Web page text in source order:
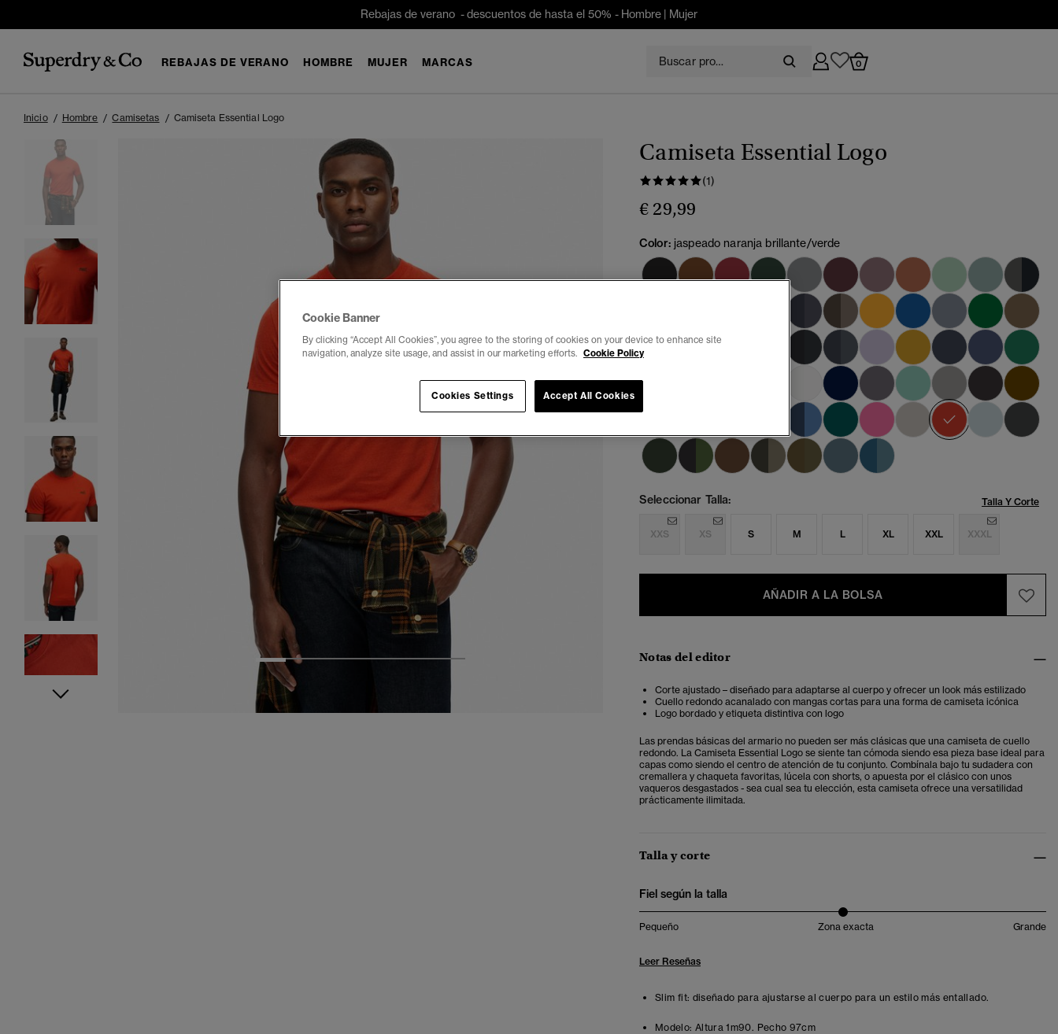
Rebajas de verano - descuentos de hasta el 50% - Hombre | Mujer
REBAJAS DE VERANO HOMBRE MUJER MARCAS 0
Inicio Hombre Camisetas Camiseta Essential Logo
1 2
Camiseta Essential Logo
(1)
€ 29,99
Color: jaspeado naranja brillante/verde
seleccionado
Seleccionar Talla: Talla Y Corte
XXS XS S M L XL XXL XXXL
AÑADIR A LA BOLSA
Notas del editor
Corte ajustado – diseñado para adaptarse al cuerpo y ofrecer un look más estilizado
Cuello redondo acanalado con mangas cortas para una forma de camiseta icónica
Logo bordado y etiqueta distintiva con logo
Las prendas básicas del armario no pueden ser más clásicas que una camiseta de cuello
redondo. La Camiseta Essential Logo se siente tan cómoda siendo esa pieza base ideal para
capas como siendo el centro de atención de tu conjunto. Combínala bajo tu sudadera con
cremallera y chaqueta favoritas, lúcela con shorts, o apuesta por el clásico con unos
vaqueros desgastados - sea cual sea tu elección, esta camiseta ofrece una versatilidad
prácticamente ilimitada.
Talla y corte
Fiel según la talla
Pequeño Zona exacta Grande
Leer Reseñas
Slim fit: diseñado para ajustarse al cuerpo para un estilo más entallado.
Modelo: Altura 1m90. Pecho 97cm
Cookie Banner
By clicking “Accept All Cookies”, you agree to the storing of cookies on your device to enhance site
navigation, analyze site usage, and assist in our marketing efforts. Cookie Policy
Accept All Cookies
Cookies Settings